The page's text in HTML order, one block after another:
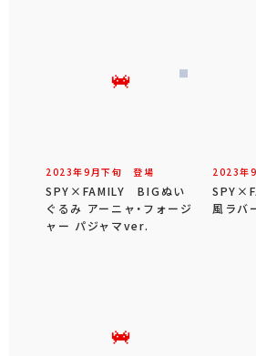
2023年9 月下旬 登場
SPY×FAMILY BIGぬい
ぐるみ アーニャ・フォージ
ャー パジャマver.
2023年9
風ラバ